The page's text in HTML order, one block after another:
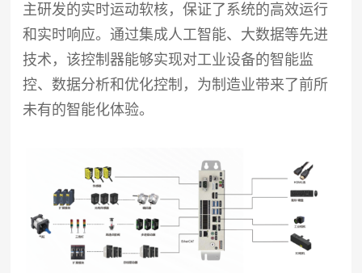
主研发的实时运动软核，保证了系统的高效运行
和实时响应。通过集成人工智能、大数据等先进
技术，该控制器能够实现对工业设备的智能监
控、数据分析和优化控制，为制造业带来了前所
未有的智能化体验。